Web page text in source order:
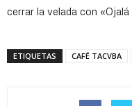
cerrar la velada con
ETIQUETAS CAFÉ TACVBA